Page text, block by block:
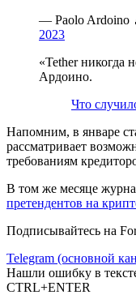
— Paolo Ardoino
2023
«Tether никогда
Ардоино.
Что
Напомним, в январе
рассматривает
требованиям
В том же месяце
претендентов на
Подписывайтесь на
Telegram (основной
Нашли ошибку в
CTRL+ENTER